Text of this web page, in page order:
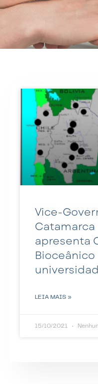
Vice-
apresenta
LEIA MAIS »
15/10/2021